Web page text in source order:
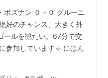
ズナン ０－０ グルーニ
好のチャンス、大きく外
ールを観たい。67分で交
参加しています↓ にほん